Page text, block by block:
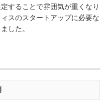
することで雰囲気が重くなり
スのスタートアップに必要な
した。